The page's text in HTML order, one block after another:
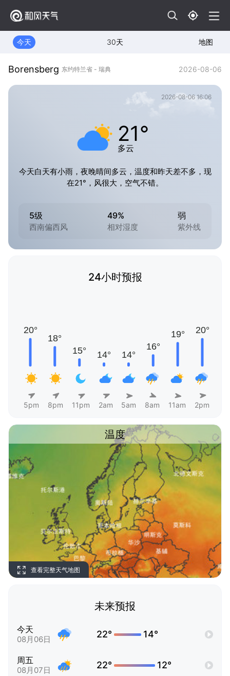
今天 30天 地图
Borensberg 东约特兰省 - 瑞典 2026-08-06
2026-08-06 16:06
21°
多云
今天白天有小雨，夜晚晴间多云，温度和昨天差不多，现
在21°，风很大，空气不错。
5级
西南偏西风
49%
相对湿度
弱
紫外线
24小时预报
5pm 8pm 11pm 2am 5am 8am 11am 2pm
温度
查看完整天气地图
未来预报
今天
08月06日 22° 14°
周五
08月07日 22° 12°